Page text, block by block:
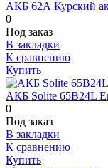
АКБ 62А Курский
0
Под заказ
В закладки
К сравнению
Купить
АКБ Solite 65B24L
0
Под заказ
В закладки
К сравнению
Купить